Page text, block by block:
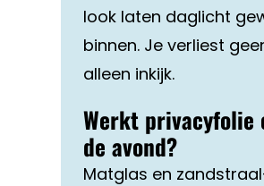
look laten daglicht
binnen. Je verliest
alleen inkijk.
Werkt privacyfolie
de avond?
Matglas en